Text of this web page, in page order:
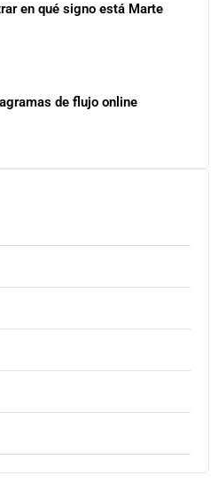
en qué signo está Marte
de flujo online